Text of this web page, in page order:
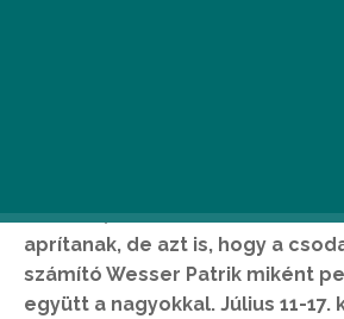
közelről, amint kedvenc
aprítanak, de azt is, hogy a
számító Wesser Patrik miként
együtt a nagyokkal. Július 11-17.